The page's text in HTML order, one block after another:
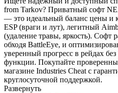
from Tarkov? Приватный софт
— это идеальный баланс цены и
ESP (враги и лут), легитный
(удаление травы, яркость). Софт
обходя BattleEye, и
уверенный прогресс в рейдах
функции. Покупайте
магазине Industries Cheat с
круглосуточной поддержкой.
Развернуть